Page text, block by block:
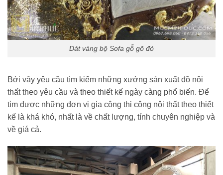
Dát vàng bộ Sofa gỗ gõ đỏ
Bởi vậy yêu cầu tìm kiếm những xưởng sản xuất đồ nội
thất theo yêu cầu và theo thiết kế ngày càng phổ biến. Để
tìm được những đơn vị gia công thi công nội thất theo thiết
kế là khá khó, nhất là về chất lượng, tính chuyên nghiệp và
về giá cả.